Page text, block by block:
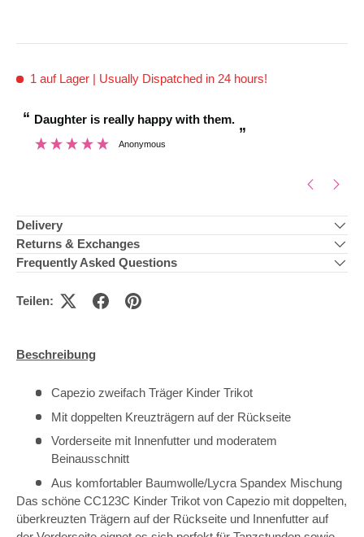
1 auf Lager | Usually Dispatched in 24 hours!
“
”
Daughter is really happy with them.
Anonymous
Delivery
Returns & Exchanges
Frequently Asked Questions
Teilen:
Beschreibung
Capezio zweifach Träger Kinder Trikot
Mit doppelten Kreuzträgern auf der Rückseite
Vorderseite mit Innenfutter und moderatem
Beinausschnitt
Aus komfortabler Baumwolle/Lycra Spandex Mischung
Das schöne CC123C Kinder Trikot von Capezio mit doppelten,
überkreuzten Trägern auf der Rückseite und Innenfutter auf